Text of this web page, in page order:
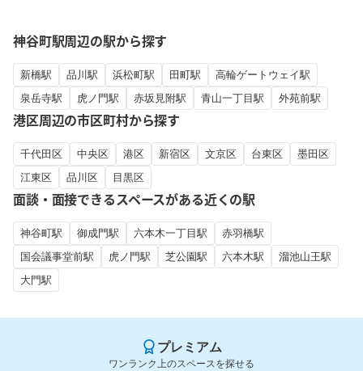
神谷町駅周辺の駅から探す
新橋駅 品川駅 浜松町駅 田町駅
高輪ゲートウェイ駅
泉岳寺駅
虎ノ門駅 赤坂見附駅 青山一丁目駅 外苑前駅
港区周辺の市区町村から探す
千代田区 中央区 港区 新宿区 文京区 台東区
墨田区
江東区
品川区 目黒区
面談・面接できるスペースがある近くの駅
神谷町駅 御成門駅 六本木一丁目駅
赤羽橋駅
国会議事堂前駅
虎ノ門駅 芝公園駅 六本木駅
溜池山王駅
大門駅
プレミアム
ワンランク上のスペースを探せる